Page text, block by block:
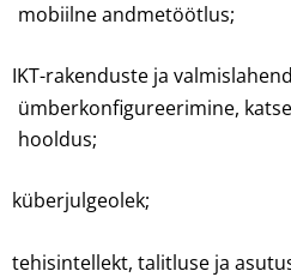
mobiilne andmetöötlus;
IKT-rakenduste ja
ümberkonfigureerimine,
hooldus;
küberjulgeolek;
tehisintellekt, talitluse ja